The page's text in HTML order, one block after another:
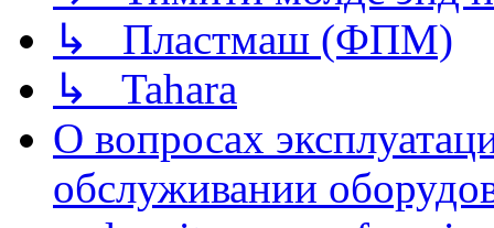
↳ Пластмаш (ФПМ)
↳ Tahara
О вопросах
обслуживании